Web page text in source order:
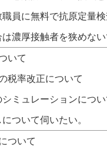
員に無料で抗原定量
濃厚接触者を狭めな
いて
税率改正について
ミュレーションについ
ついて伺いたい。
ついて